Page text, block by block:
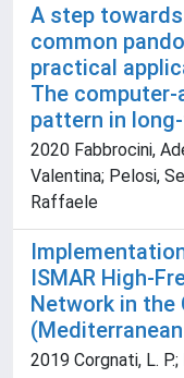
A step
common
practical
The
pattern in
2020 Fabbrocini,
Valentina; Pelosi,
Raffaele
ISMAR High-
Network in
2019 Corgnati, L.